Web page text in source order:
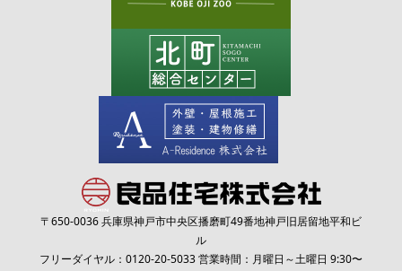
〒650-0036 兵庫県神戸市中央区播磨町49番地神戸旧居留地平和ビ
ル
フリーダイヤル： 0120-20-5033営業時間：月曜日～土曜日 9:30〜